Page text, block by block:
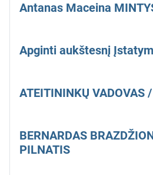
Antanas Maceina
Apginti aukštesnį
ATEITININKŲ VADOVAS
BERNARDAS
PILNATIS